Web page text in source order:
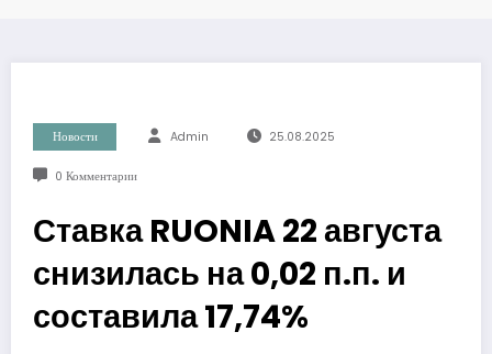
Новости Admin 25.08.2025
0 Комментарии
Ставка RUONIA 22 августа
снизилась на 0,02 п.п. и
составила 17,74%